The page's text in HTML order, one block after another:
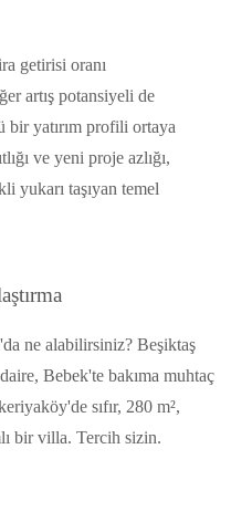
getirisi oranı
artış potansiyeli de
yatırım profili ortaya
ve yeni proje azlığı,
yukarı taşıyan temel
ne alabilirsiniz? Beşiktaş
Bebek'te bakıma muhtaç
sıfır, 280 m²,
bir villa. Tercih sizin.